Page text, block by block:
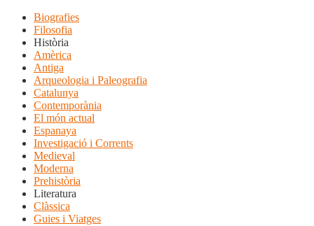
Biografies
Filosofia
Història
Amèrica
Antiga
Arqueologia i Paleografia
Catalunya
Contemporània
El món actual
Espanaya
Investigació i Corrents
Medieval
Moderna
Prehistòria
Literatura
Clàssica
Guies i Viatges